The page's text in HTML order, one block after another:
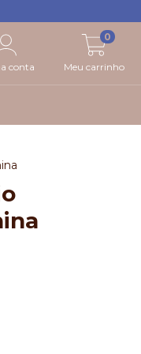
conta Meu carrinho
0